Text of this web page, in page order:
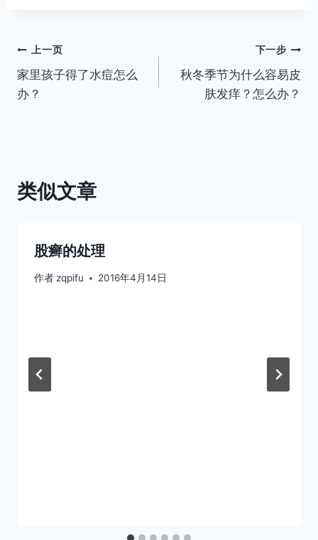
文
章
上一页
家里孩子得了水痘怎么
办？
下一步
秋冬季节为什么容易皮
肤发痒？怎么办？
类似文章
股癣的处理
作者zqpifu 2016年4月14日